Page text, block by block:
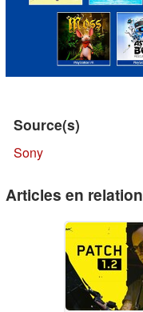
Source(s)
Sony
Articles en relation